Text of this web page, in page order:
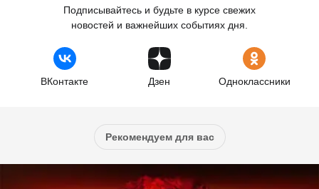
Подписывайтесь и будьте в курсе свежих
новостей и важнейших событиях дня.
ВКонтакте Дзен Одноклассники
Рекомендуем для вас